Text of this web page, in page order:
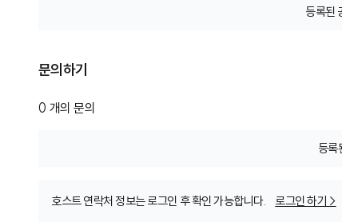
등록된
문의하기
0 개의 문의
등록
호스트 연락처 정보는 로그인 후 확인 가능합니다.
로그인 하기 >